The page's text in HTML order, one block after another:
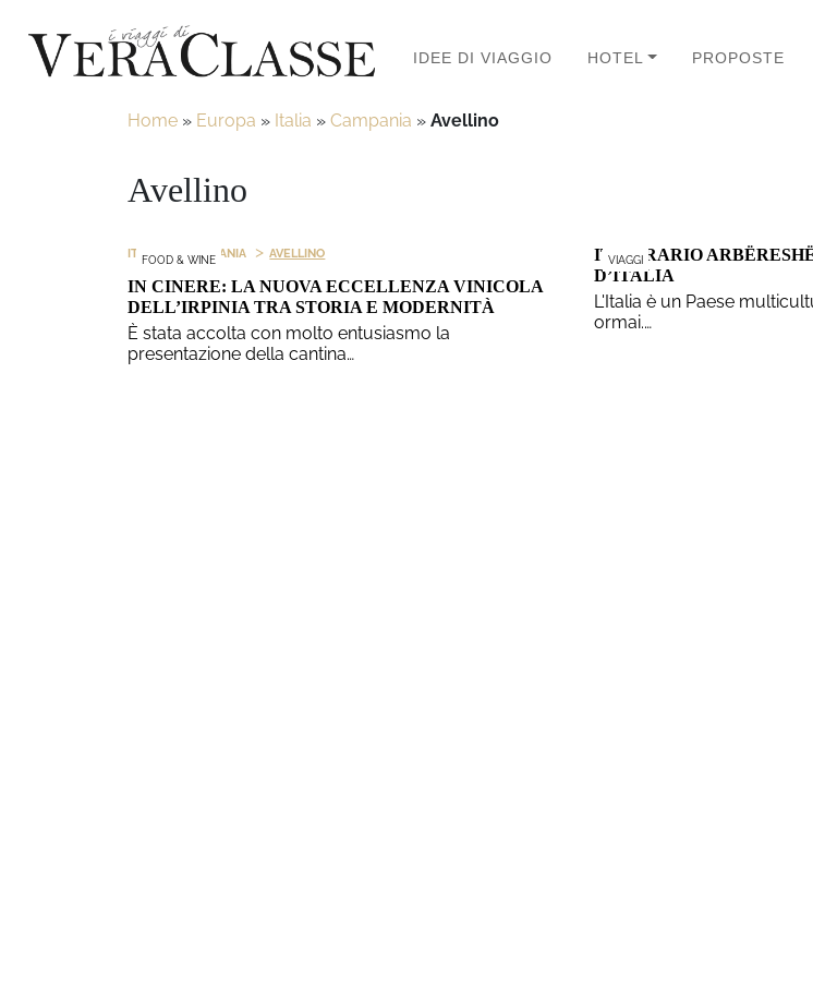
IDEE DI VIAGGIO HOTEL PROPOSTE
Home » Europa » Italia » Campania » Avellino
Avellino
FOOD & WINE
ITALIA > CAMPANIA > AVELLINO
IN CINERE: LA NUOVA ECCELLENZA VINICOLA
DELL’IRPINIA TRA STORIA E MODERNITÀ
È stata accolta con molto entusiasmo la
presentazione della cantina…
VIAGGI
ITINERARIO
D’ITALIA
L'Italia è un Paese
ormai.…